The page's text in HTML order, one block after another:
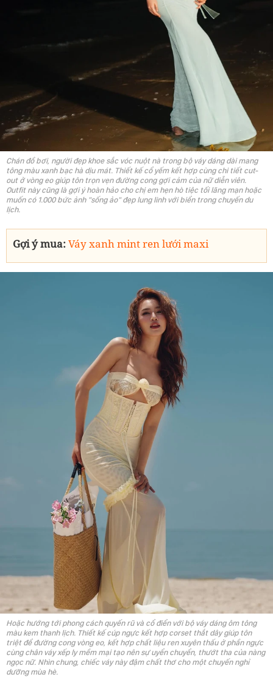
Chán đồ bơi, người đẹp khoe sắc vóc nuột nà trong bộ váy dáng dài mang
tông màu xanh bạc hà dịu mát. Thiết kế cổ yếm kết hợp cùng chi tiết cut-
out ở vòng eo giúp tôn trọn vẹn đường cong gợi cảm của nữ diễn viên.
Outfit này cũng là gợi ý hoàn hảo cho chị em hẹn hò tiệc tối lãng mạn hoặc
muốn có 1.000 bức ảnh "sống ảo" đẹp lung linh với biển trong chuyến du
lịch.
Gợi ý mua:Váy xanh mint ren lưới maxi
Hoặc hướng tới phong cách quyến rũ và cổ điển với bộ váy dáng ôm tông
màu kem thanh lịch. Thiết kế cúp ngực kết hợp corset thắt dây giúp tôn
triệt để đường cong vòng eo, kết hợp chất liệu ren xuyên thấu ở phần ngực
cùng chân váy xếp ly mềm mại tạo nên sự uyển chuyển, thướt tha của nàng
ngọc nữ. Nhìn chung, chiếc váy này đậm chất thơ cho một chuyến nghỉ
dưỡng mùa hè.